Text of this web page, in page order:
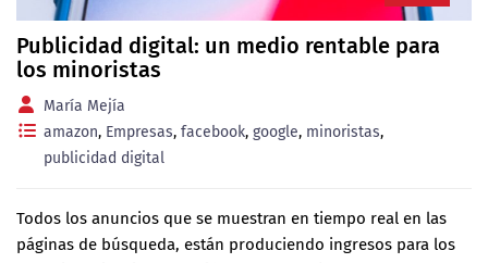
Publicidad digital: un medio rentable para
los minoristas
María Mejía
amazon, Empresas, facebook, google, minoristas,
publicidad digital
Todos los anuncios que se muestran en tiempo real en las
páginas de búsqueda, están produciendo ingresos para los